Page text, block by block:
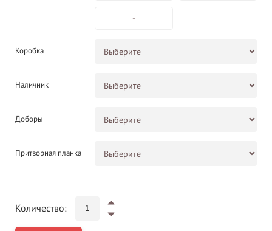
-
Коробка
Наличник
Доборы
Притворная планка
Количество: